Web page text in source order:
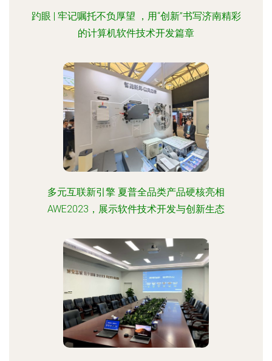
趵眼 | 牢记嘱托不负厚望 ，用“创新”书写济南精彩
的计算机软件技术开发篇章
多元互联新引擎 夏普全品类产品硬核亮相
AWE2023，展示软件技术开发与创新生态